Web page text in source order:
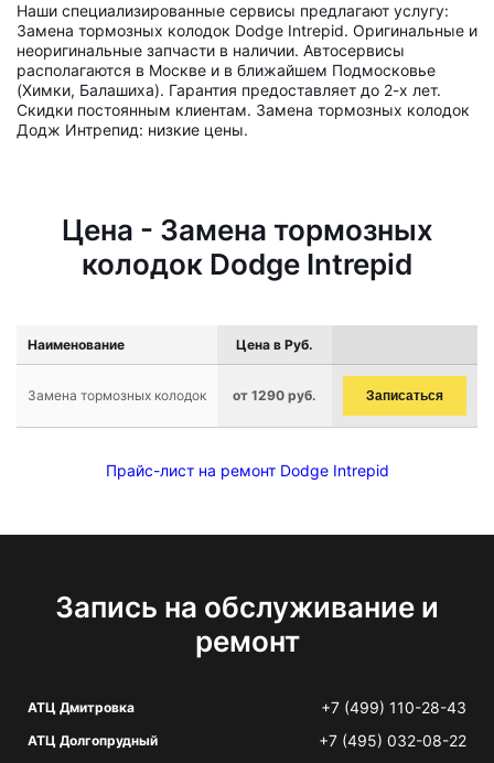
Наши специализированные сервисы предлагают услугу:
Замена тормозных колодок Dodge Intrepid. Оригинальные и
неоригинальные запчасти в наличии. Автосервисы
располагаются в Москве и в ближайшем Подмосковье
(Химки, Балашиха). Гарантия предоставляет до 2-х лет.
Скидки постоянным клиентам. Замена тормозных колодок
Додж Интрепид: низкие цены.
Цена - Замена тормозных
колодок Dodge Intrepid
Наименование Цена в Руб.
Замена тормозных колодок от 1290 руб. Записаться
Прайс-лист на ремонт Dodge Intrepid
Запись на обслуживание и
ремонт
АТЦ Дмитровка +7 (499) 110-28-43
АТЦ Долгопрудный +7 (495) 032-08-22